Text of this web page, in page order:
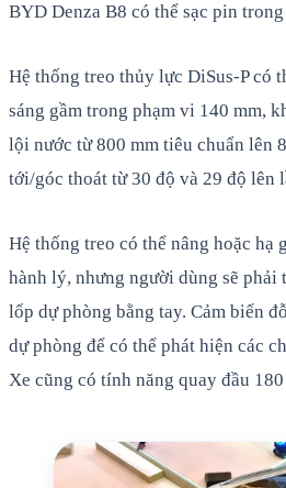
BYD Denza B8 có thể sạc pin
Hệ thống treo thủy lực DiSus-P có
sáng gầm trong phạm vi 140 mm,
lội nước từ 800 mm tiêu chuẩn lên
tới/góc thoát từ 30 độ và 29 độ lên
Hệ thống treo có thể nâng hoặc hạ
hành lý, nhưng người dùng sẽ phải
lốp dự phòng bằng tay. Cảm biến
dự phòng để có thể phát hiện các
Xe cũng có tính năng quay đầu